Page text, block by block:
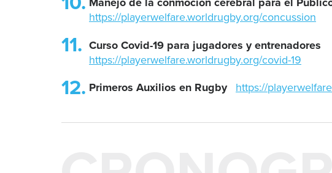
https://playerwelfare.worldrugby.org/concussion
Curso Covid-19 para jugadores y entrenadores
https://playerwelfare.worldrugby.org/covid-19
Primeros Auxilios en Rugby https://